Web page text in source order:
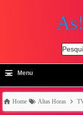
-
≡ Menu
Home Altas Horas